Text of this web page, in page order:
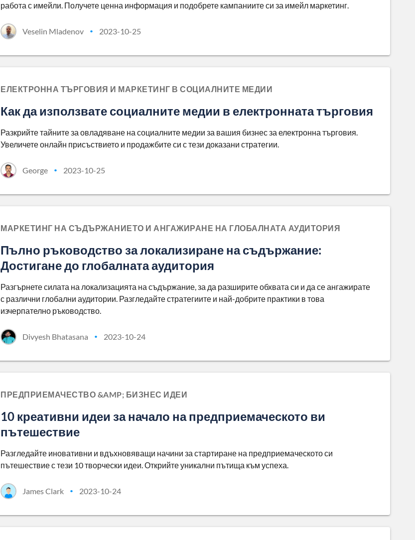
работа с имейли. Получете ценна информация и подобрете кампаниите си за имейл маркетинг.
Veselin Mladenov • 2023-10-25
ЕЛЕКТРОННА ТЪРГОВИЯ И МАРКЕТИНГ В СОЦИАЛНИТЕ МЕДИИ
Как да използвате социалните медии в електронната търговия
Разкрийте тайните за овладяване на социалните медии за вашия бизнес за електронна търговия.
Увеличете онлайн присъствието и продажбите си с тези доказани стратегии.
George • 2023-10-25
МАРКЕТИНГ НА СЪДЪРЖАНИЕТО И АНГАЖИРАНЕ НА ГЛОБАЛНАТА АУДИТОРИЯ
Пълно ръководство за локализиране на съдържание:
Достигане до глобалната аудитория
Разгърнете силата на локализацията на съдържание, за да разширите обхвата си и да се ангажирате
с различни глобални аудитории. Разгледайте стратегиите и най-добрите практики в това
изчерпателно ръководство.
Divyesh Bhatasana • 2023-10-24
ПРЕДПРИЕМАЧЕСТВО &AMP; БИЗНЕС ИДЕИ
10 креативни идеи за начало на предприемаческото ви
пътешествие
Разгледайте иновативни и вдъхновяващи начини за стартиране на предприемаческото си
пътешествие с тези 10 творчески идеи. Открийте уникални пътища към успеха.
James Clark • 2023-10-24